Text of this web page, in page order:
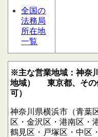
全国の
法務局
所在地
一覧
※主な営業地域：神奈
地域）
東京都、その
可）
神奈川県横浜市（青葉
区・金沢区・港南区・
鶴見区・戸塚区・中区